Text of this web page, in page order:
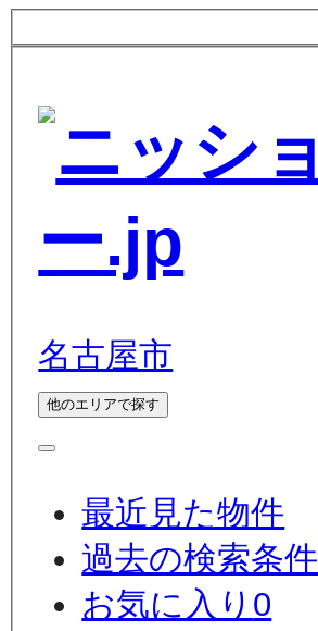
名古屋市
他のエリアで探す
最近見た物件
過去の検索条件
お気に入り 0